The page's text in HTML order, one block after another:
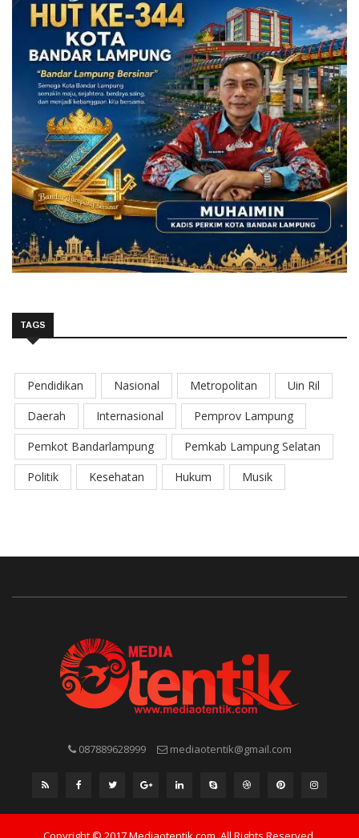
TAGS
Pendidikan Nasional Metropolitan
Uin Ril
Daerah
Internasional
Pemprov Lampung
Pemkot Bandarlampung
Pemkab Lampung Selatan
Politik
Kesehatan Hukum Musik
087889628999 mediaotentik@gmail.com